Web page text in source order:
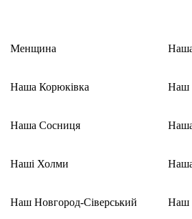
Менщина
Наша Корюківка
Наша Сосниця
Наші Холми
Наш Новгород-Сіверський
Наш
Наш